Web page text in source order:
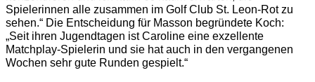
Spielerinnen alle zusammen im Golf Club St. Leon-Rot zu
sehen.“ Die Entscheidung für Masson begründete Koch:
„Seit ihren Jugendtagen ist Caroline eine exzellente
Matchplay-Spielerin und sie hat auch in den vergangenen
Wochen sehr gute Runden gespielt.“